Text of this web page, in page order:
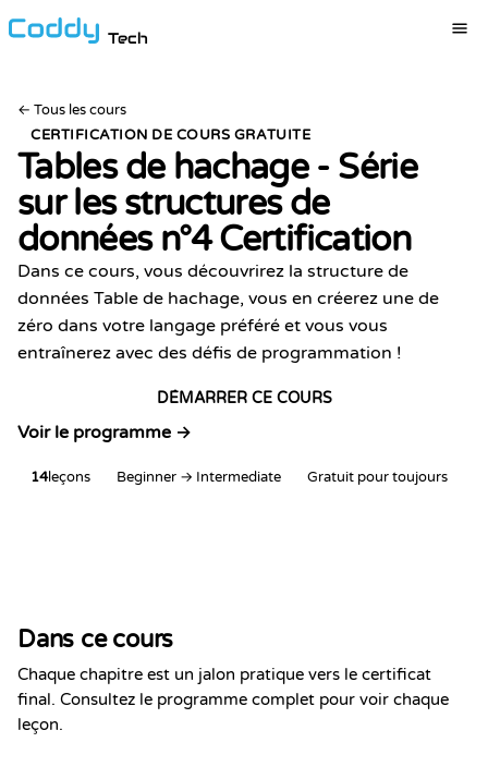
Tech
← Tous les cours
CERTIFICATION DE COURS GRATUITE
Tables de hachage - Série
sur les structures de
données n°4 Certification
Dans ce cours, vous découvrirez la structure de
données Table de hachage, vous en créerez une de
zéro dans votre langage préféré et vous vous
entraînerez avec des défis de programmation !
DÉMARRER CE COURS
Voir le programme →
14leçons Beginner → Intermediate Gratuit pour toujours
Tables de hachage - Série sur les
Kevin Spektor
Kevin
8/6/2026
Dans ce cours
Chaque chapitre est un jalon pratique vers le certificat
final. Consultez le programme complet pour voir chaque
leçon.